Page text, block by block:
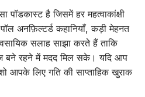
है जिसमें हर महत्वाकांक्षी
अनफ़िल्टर्ड कहानियाँ, कड़ी मेहनत
सलाह साझा करते हैं ताकि
रहने में मदद मिल सके। यदि आप
आपके लिए गति की साप्ताहिक खुराक